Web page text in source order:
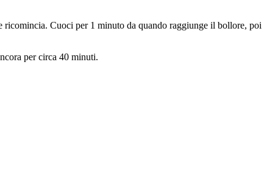
ricomincia. Cuoci per 1 minuto da quando raggiunge il bollore, poi
per circa 40 minuti.